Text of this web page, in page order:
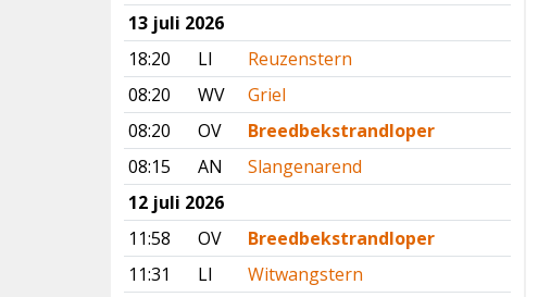
13 juli 2026
18:20
LI
Reuzenstern
08:20
WV
Griel
08:20
OV
Breedbekstrandloper
08:15
AN
Slangenarend
12 juli 2026
11:58
OV
Breedbekstrandloper
11:31
LI
Witwangstern